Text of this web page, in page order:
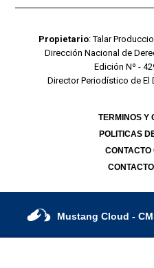
Propietario: Talar
Dirección Nacional de
Edición Nº -
Director Periodístico de El
TERMINOS Y
POLITICAS
Mustang Cloud -